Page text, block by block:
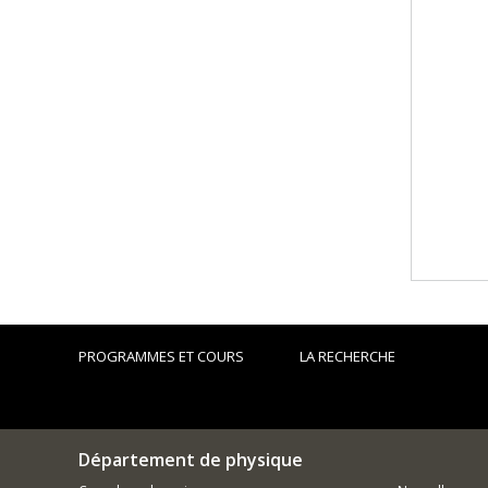
PROGRAMMES ET COURS LA RECHERCHE
Département de physique